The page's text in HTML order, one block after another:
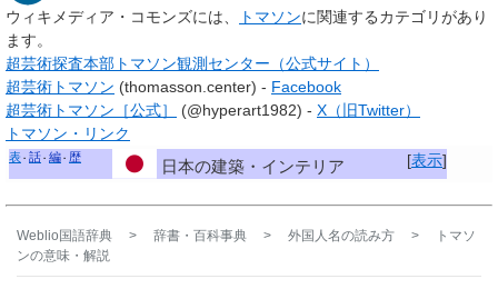
ウィキメディア・コモンズには、 トマソンに関連するカテゴリがあり
ます。
超芸術探査本部トマソン観測センター（公式サイト）
超芸術トマソン (thomasson.center) - Facebook
超芸術トマソン［公式］
(@hyperart1982) - X（旧Twitter）
トマソン・リンク
[表示]
表 話 編 歴 日本の建築・インテリア
Weblio国語辞典 > 辞書・百科事典 > 外国人名の読み方 >
トマソ
ンの意味・解説